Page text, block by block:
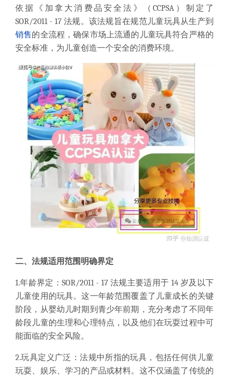
依据《加拿大消费品安全法》（CCPSA）制定了
SOR/2011 - 17 法规。该法规旨在规范儿童玩具从生产到
销售的全流程，确保市场上流通的儿童玩具符合严格的
安全标准，为儿童创造一个安全的消费环境。
二、法规适用范围明确界定
1.年龄界定：SOR/2011 - 17 法规主要适用于 14 岁及以下
儿童使用的玩具。这一年龄范围覆盖了儿童成长的关键
阶段，从婴幼儿时期到青少年前期，充分考虑了不同年
龄段儿童的生理和心理特点，以及他们在玩耍过程中可
能面临的安全风险。
2.玩具定义广泛：法规中所指的玩具，包括任何供儿童
玩耍、娱乐、学习的产品或材料。这不仅涵盖了传统的